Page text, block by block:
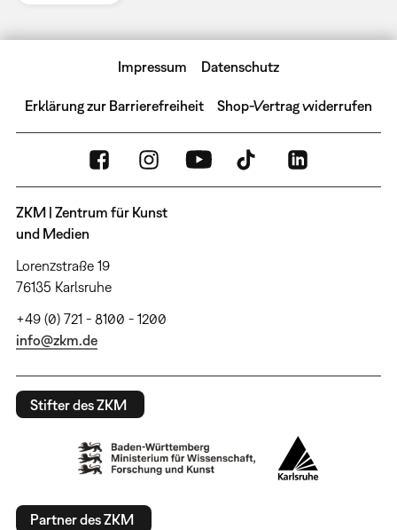
Impressum Datenschutz
Erklärung zur Barrierefreiheit Shop-Vertrag widerrufen
ZKM | Zentrum für Kunst
und Medien
Lorenzstraße 19
76135 Karlsruhe
+49 (0) 721 - 8100 - 1200
info@zkm.de
Stifter des ZKM
Partner des ZKM